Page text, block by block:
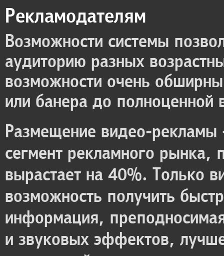
Рекламодателям
Возможности системы
аудиторию разных
возможности очень
или банера до полноценной
Размещение видео-рекламы
сегмент рекламного рынка,
вырастает на 40%. Только
возможность получить
информация,
и звуковых эффектов,